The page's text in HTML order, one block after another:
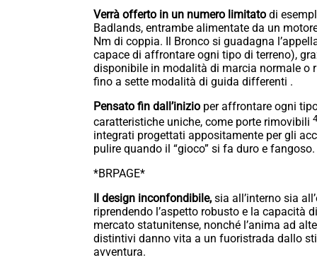
Verrà offerto in un numero limitato di
Badlands, entrambe alimentate da un
Nm di coppia. Il Bronco si guadagna
capace di affrontare ogni tipo di terreno),
disponibile in modalità di marcia normale o
fino a sette modalità di guida differenti .
Pensato fin dall’inizio per affrontare ogni
caratteristiche uniche, come porte rimovibili 4
integrati progettati appositamente per gli
pulire quando il “gioco” si fa duro e fangoso.
*BRPAGE*
Il design inconfondibile, sia all’interno sia
riprendendo l’aspetto robusto e la capacità
mercato statunitense, nonché l’anima ad
distintivi danno vita a un fuoristrada dallo
avventura.